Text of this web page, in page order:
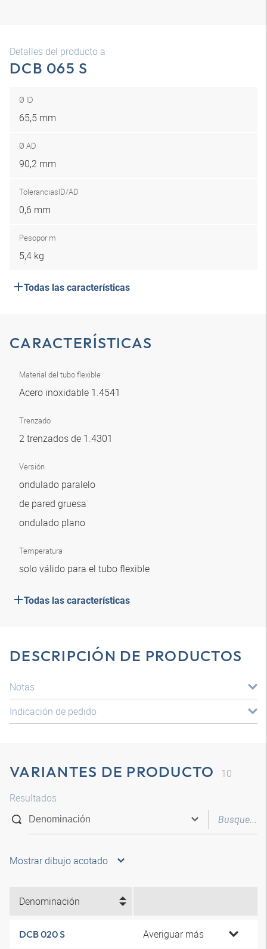
Detalles del producto a
DCB 065 S
Ø ID
65,5 mm
Ø AD
90,2 mm
ToleranciasID/AD
0,6 mm
Pesopor m
5,4 kg
Todas las características
CARACTERÍSTICAS
Material del tubo flexible
Acero inoxidable 1.4541
Trenzado
2 trenzados de 1.4301
Versión
ondulado paralelo
de pared gruesa
ondulado plano
Temperatura
solo válido para el tubo flexible
Todas las características
DESCRIPCIÓN DE PRODUCTOS
Notas
Indicación de pedido
VARIANTES DE PRODUCTO
10
Resultados
Mostrar dibujo acotado
Denominación
DCB 020 S Averiguar más